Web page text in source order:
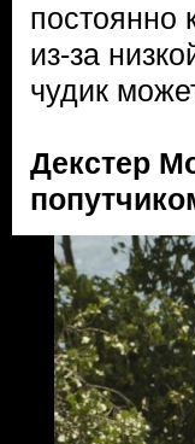
постоянно
из-за
чудик
Декстер